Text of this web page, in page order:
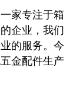
家专注于箱
企业，我们
的服务。今
金配件生产